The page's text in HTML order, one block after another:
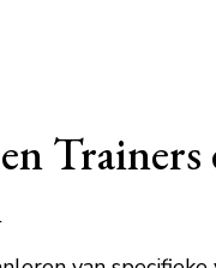
Trainers